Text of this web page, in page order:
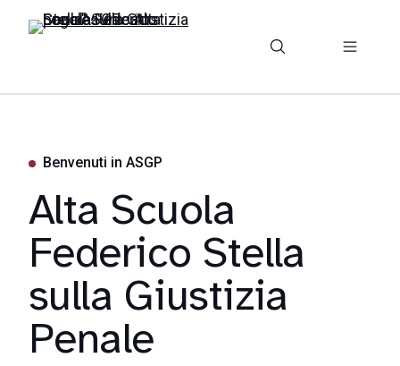
Benvenuti in ASGP
Alta Scuola
Federico Stella
sulla Giustizia
Penale